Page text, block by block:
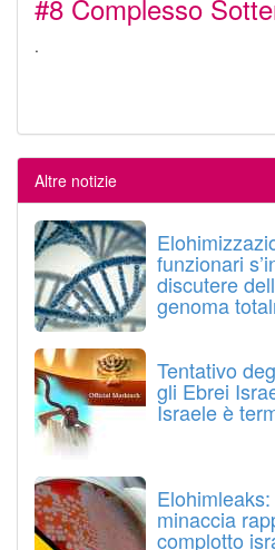
#8 Complesso
.
Altre notizie
funzionari
discutere
genoma
Tentativo
gli Ebrei
Israele è
minaccia
complotto